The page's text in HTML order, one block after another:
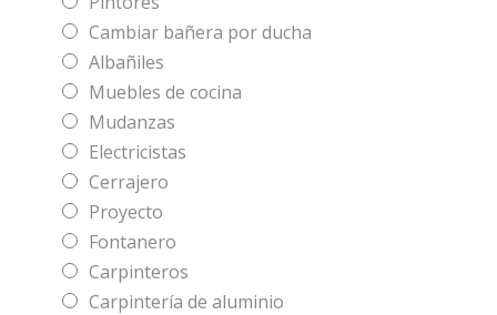
Cambiar bañera por ducha
Albañiles
Muebles de cocina
Mudanzas
Electricistas
Cerrajero
Proyecto
Fontanero
Carpinteros
Carpintería de aluminio